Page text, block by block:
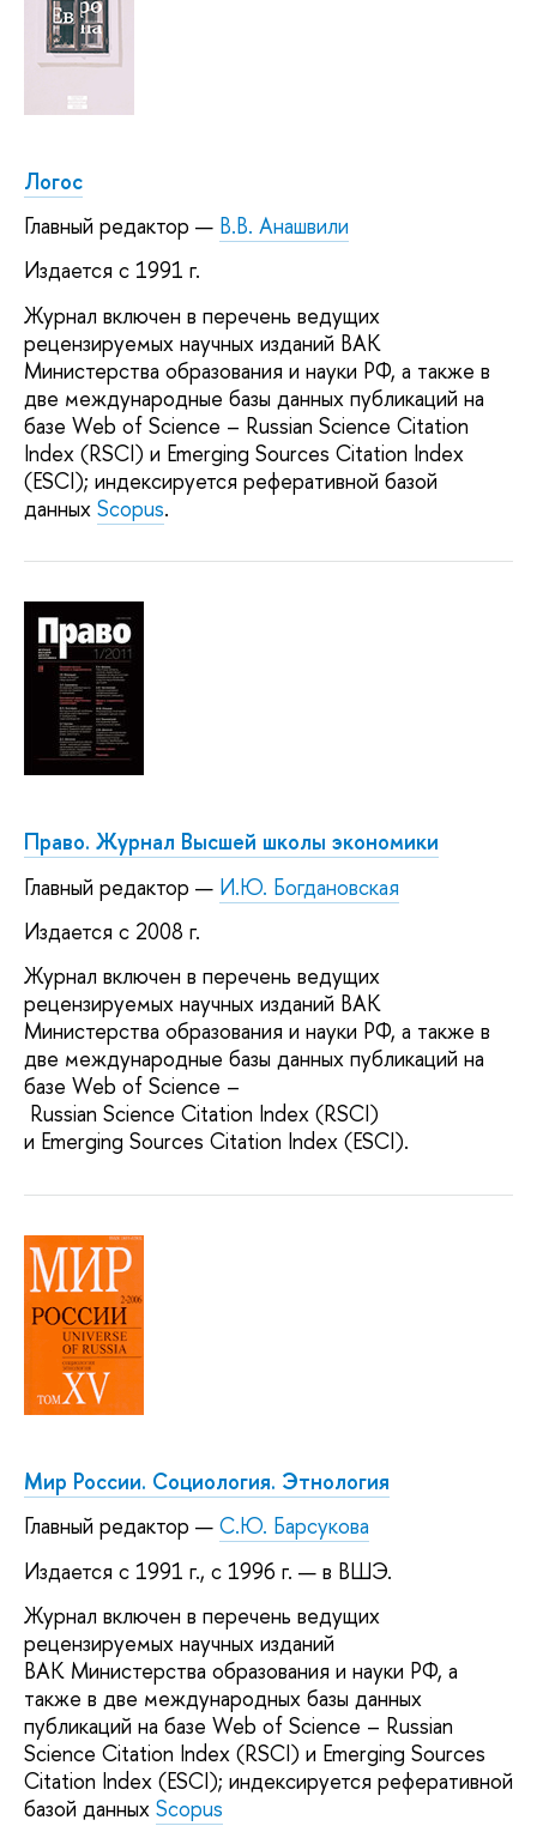
Логос
Главный редактор — В.В. Анашвили
Издается с 1991 г.
Журнал включен в перечень ведущих
рецензируемых научных изданий ВАК
Министерства образования и науки РФ, а также в
две международные базы данных публикаций на
базе Web of Science – Russian Science Citation
Index (RSCI) и Emerging Sources Citation Index
(ESCI); индексируется реферативной базой
данных Scopus.
Право. Журнал Высшей школы экономики
Главный редактор — И.Ю. Богдановская
Издается с 2008 г.
Журнал включен в перечень ведущих
рецензируемых научных изданий ВАК
Министерства образования и науки РФ, а также в
две международные базы данных публикаций на
базе Web of Science –
Russian Science Citation Index (RSCI)
и Emerging Sources Citation Index (ESCI).
Мир России. Социология. Этнология
Главный редактор — С.Ю. Барсукова
Издается с 1991 г., с 1996 г. — в ВШЭ.
Журнал включен в перечень ведущих
рецензируемых научных изданий
ВАК Министерства образования и науки РФ, а
также в две международных базы данных
публикаций на базе Web of Science – Russian
Science Citation Index (RSCI) и Emerging Sources
Citation Index (ESCI); индексируется реферативной
базой данных Scopus